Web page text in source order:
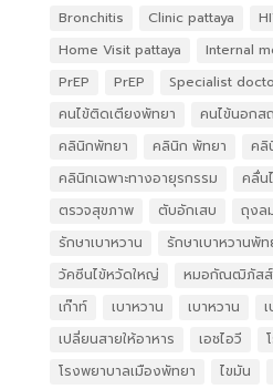
Bronchitis Clinic pattaya
Home Visit pattaya
Internal
PrEP
PrEP Specialist
คนไข้ติดเตียงพัทยา
คนไข้นอกส
คลินิกพัทยา
คลินิก พัทยา
คลิ
คลินิกเฉพาะทางอายุรกรรม
คลื่น
ตรวจสุขภาพ
ตับอักเสบ ถุงล
รักษาเบาหวาน
รักษาเบาหวานพัท
วัคซีนไข้หวัดใหญ่
หมอกัณฒิภัสส์
เก๊าท์
เบาหวาน เบาหวาน
เปลี่ยนสายให้อาหาร
เอชไอวี
โรงพยาบาลเมืองพัทยา
ไขมัน